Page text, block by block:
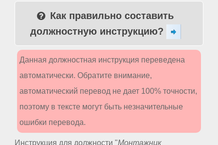
Как правильно составить
должностную инструкцию?
Данная должностная инструкция переведена
автоматически. Обратите внимание,
автоматический перевод не дает 100% точности,
поэтому в тексте могут быть незначительные
ошибки перевода.
Инструкция для должности "Монтажник